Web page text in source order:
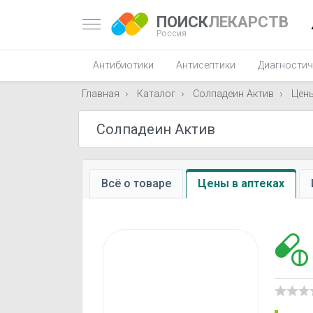
ПОИСКЛЕКАРСТВ
Россия
Антибиотики Антисептики
Главная Каталог Солпадеин Актив
Всё о товаре Цены в аптеках